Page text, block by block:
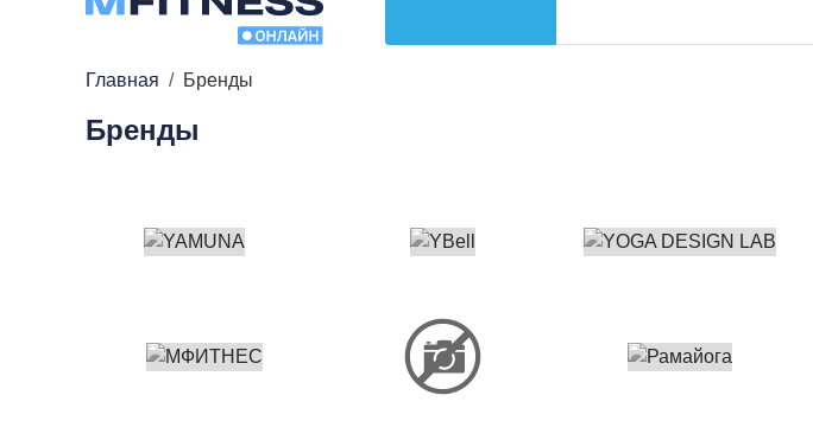
Главная Бренды
Бренды